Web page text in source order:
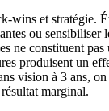
wins et stratégie.
ou sensibiliser
ne constituent pas
produisent un
vision à 3 ans,
marginal.